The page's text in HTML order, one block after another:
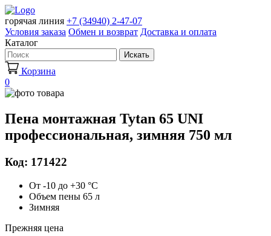
горячая линия +7 (34940) 2-47-07
Условия заказа Обмен и возврат Доставка и оплата
Каталог
Искать
Корзина
0
Пена монтажная Tytan 65 UNI
профессиональная, зимняя 750 мл
Код: 171422
От -10 до +30 °С
Объем пены 65 л
Зимняя
Прежняя цена